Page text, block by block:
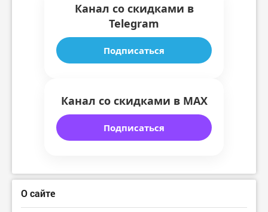
Канал со скидками в
Telegram
Подписаться
Канал со скидками в MAX
Подписаться
О сайте